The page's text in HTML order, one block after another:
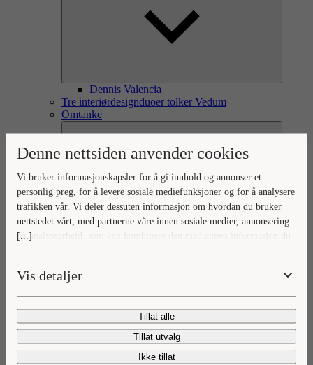
Denne nettsiden anvender cookies
[...]
Vi bruker informasjonskapsler for å gi innhold og annonser et
personlig preg, for å levere sosiale mediefunksjoner og for å analysere
trafikken vår. Vi deler dessuten informasjon om hvordan du bruker
nettstedet vårt, med partnerne våre innen sosiale medier, annonsering
og analysearbeid, som kan kombinere den med annen informasjon du
Vis detaljer
Tillat alle
Tillat utvalg
Ikke tillat
Dennis Valencia
Tre interiørdesignduoer tolker Vedum
Omtanke
Nyheter 2026
Ta del av våre baderomsnyheter.
Les mer